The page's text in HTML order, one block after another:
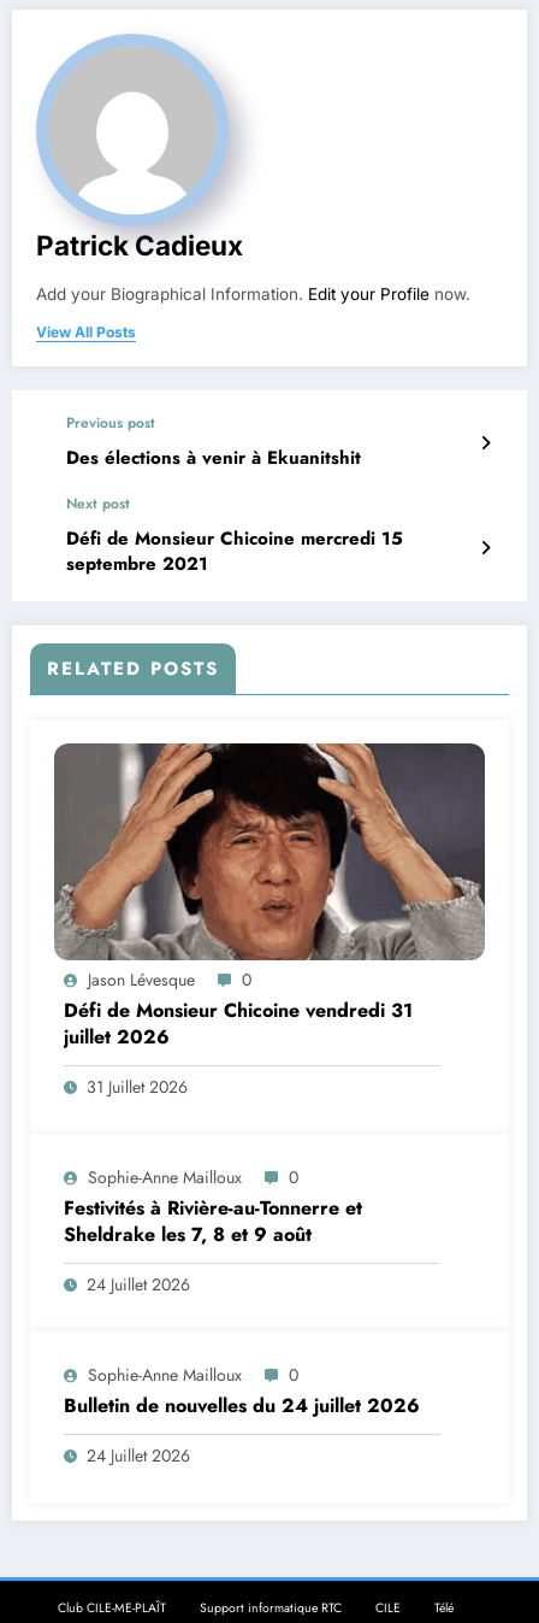
Patrick Cadieux
Add your Biographical Information. Edit your Profile now.
View All Posts
Previous post
Des élections à venir à Ekuanitshit
Next post
Défi de Monsieur Chicoine mercredi 15
septembre 2021
RELATED POSTS
Jason Lévesque 0
Défi de Monsieur Chicoine vendredi 31
juillet 2026
31 Juillet 2026
Sophie-Anne Mailloux 0
Festivités à Rivière-au-Tonnerre et
Sheldrake les 7, 8 et 9 août
24 Juillet 2026
Sophie-Anne Mailloux 0
Bulletin de nouvelles du 24 juillet 2026
24 Juillet 2026
Club CILE-ME-PLAÎT Support informatique RTC CILE
Télé